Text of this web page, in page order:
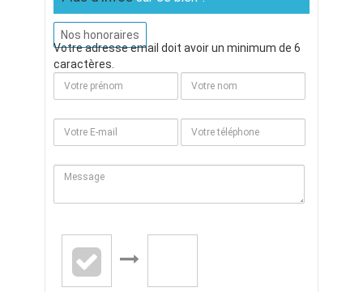
Nos honoraires
Votre adresse email doit avoir un minimum de 6
caractères.